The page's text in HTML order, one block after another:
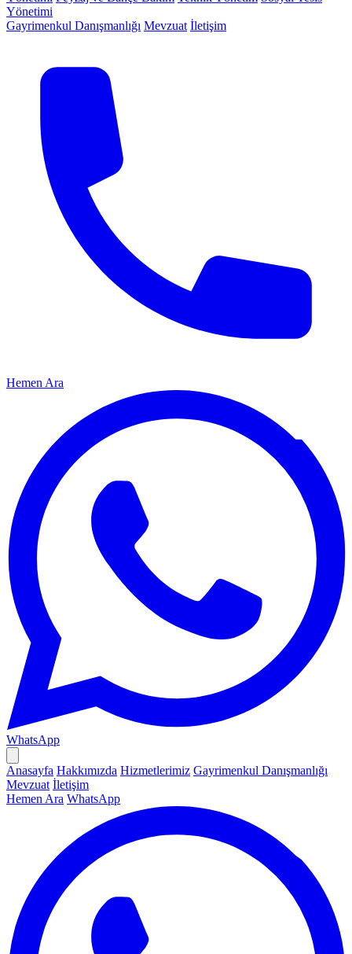
Yönetimi
Gayrimenkul Danışmanlığı Mevzuat İletişim
Hemen Ara
WhatsApp
Anasayfa Hakkımızda Hizmetlerimiz Gayrimenkul Danışmanlığı
Mevzuat İletişim
Hemen Ara WhatsApp